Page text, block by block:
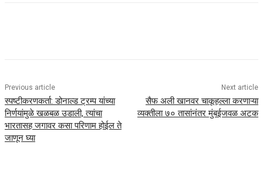
Previous article
स्पष्टीकरणकर्ता: डोनाल्ड ट्रम्प यांच्या
निर्णयांमुळे खळबळ उडाली, त्यांचा
भारतासह जगावर कसा परिणाम होईल ते
जाणून घ्या
Next article
सैफ अली खानवर चाकूहल्ला करणाऱ्या
व्यक्तीला ७० तासांनंतर मुंबईजवळ अटक